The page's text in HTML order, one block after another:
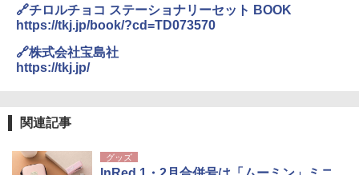
🔗チロルチョコ ステーショナリーセット BOOK
https://tkj.jp/book/?cd=TD073570
🔗株式会社宝島社
https://tkj.jp/
関連記事
グッズ